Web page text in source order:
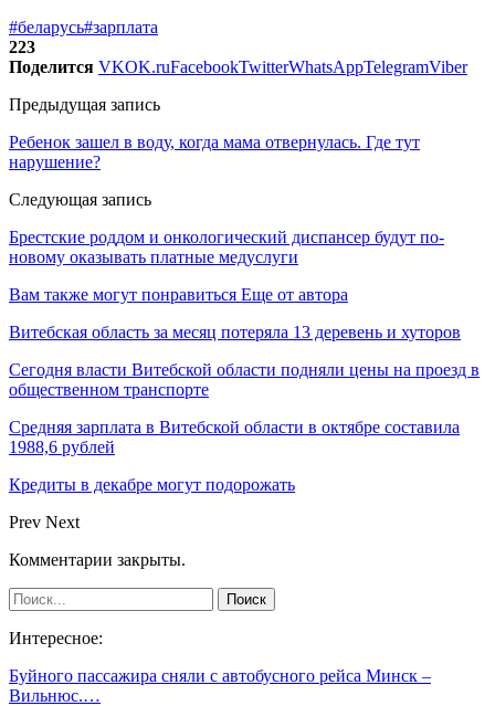
#беларусь#зарплата
223
Поделится VKOK.ruFacebookTwitterWhatsAppTelegramViber
Предыдущая запись
Ребенок зашел в воду, когда мама отвернулась. Где тут
нарушение?
Следующая запись
Брестские роддом и онкологический диспансер будут по-
новому оказывать платные медуслуги
Вам также могут понравиться Еще от автора
Витебская область за месяц потеряла 13 деревень и хуторов
Сегодня власти Витебской области подняли цены на проезд в
общественном транспорте
Средняя зарплата в Витебской области в октябре составила
1988,6 рублей
Кредиты в декабре могут подорожать
Prev Next
Комментарии закрыты.
Интересное:
Буйного пассажира сняли с автобусного рейса Минск –
Вильнюс.…